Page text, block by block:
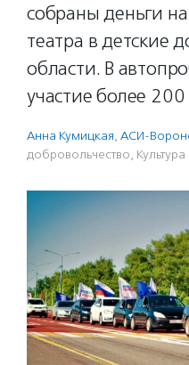
собраны деньги
театра в детские
области. В
участие более 200
Анна Кумицкая, АСИ-
доброволь­чест­во,